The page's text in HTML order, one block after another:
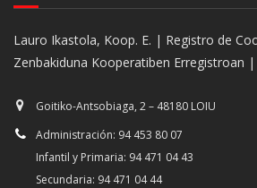
Lauro Ikastola, Koop. E. | Registro de
Zenbakiduna Kooperatiben Erregistroan |
Goitiko-Antsobiaga, 2 – 48180 LOIU
Administración: 94 453 80 07
Infantil y Primaria: 94 471 04 43
Secundaria: 94 471 04 44